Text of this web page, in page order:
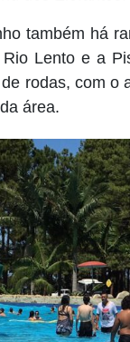
também há
Lento e a
rodas, com
área.